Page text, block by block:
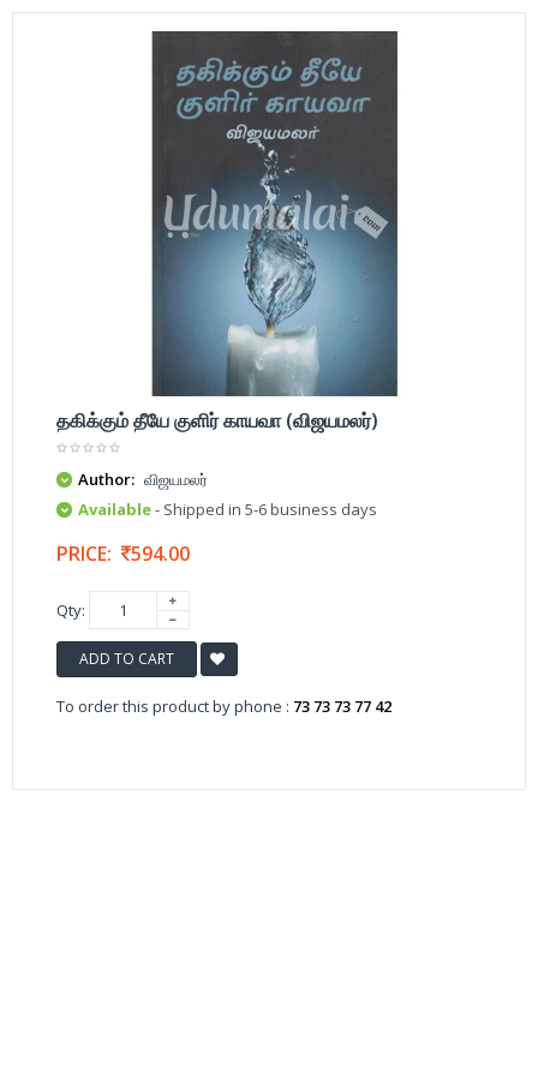
தகிக்கும் தீயே குளிர் காயவா (விஜயமலர்)
Author: விஜயமலர்
Available- Shipped in 5-6 business days
PRICE: 594.00
Qty:
ADD TO CART
To order this product by phone : 73 73 73 77 42